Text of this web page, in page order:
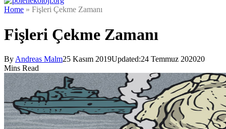
Home » Fişleri Çekme Zamanı
Fişleri Çekme Zamanı
By Andreas Malm25 Kasım 2019Updated:24 Temmuz 202020
Mins Read